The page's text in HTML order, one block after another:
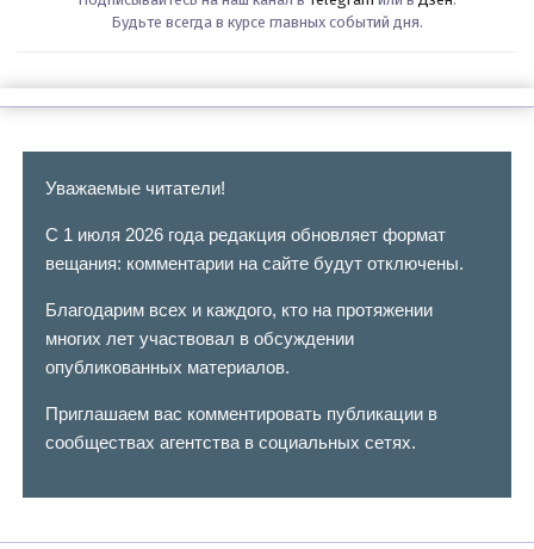
Будьте всегда в курсе главных событий дня.
Уважаемые читатели!
С 1 июля 2026 года редакция обновляет формат
вещания: комментарии на сайте будут отключены.
Благодарим всех и каждого, кто на протяжении
многих лет участвовал в обсуждении
опубликованных материалов.
Приглашаем вас комментировать публикации в
сообществах агентства в социальных сетях.